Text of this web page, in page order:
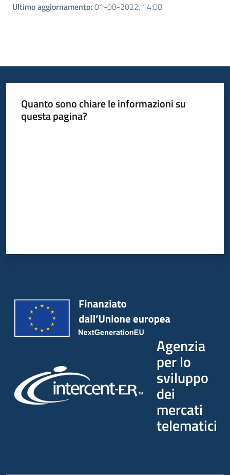
Ultimo aggiornamento: 01-08-2022, 14:08
Quanto sono chiare le informazioni su
questa pagina?
Agenzia
per lo
sviluppo
dei
mercati
telematici